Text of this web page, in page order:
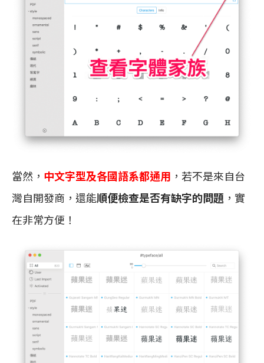
當然， 中文字型及各國語系都通用 ，若不是來自台
灣自開發商，還能順便檢查是否有缺字的問題 ，實
在非常方便！